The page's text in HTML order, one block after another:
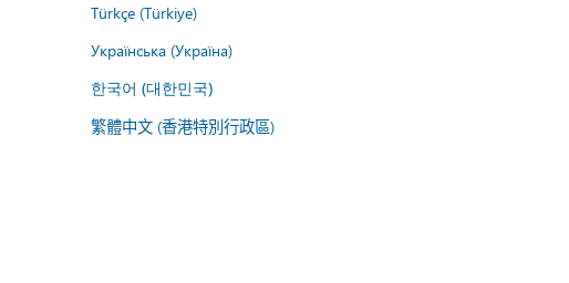
Türkçe (Türkiye)
Українська (Україна)
한국어 (대한민국)
繁體中文 (香港特別行政區)